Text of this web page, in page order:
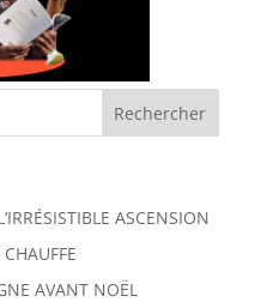
ASCENSION
AVANT NOËL